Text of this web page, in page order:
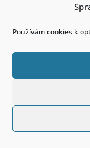
Používám cookies k
© 2023.
osobních